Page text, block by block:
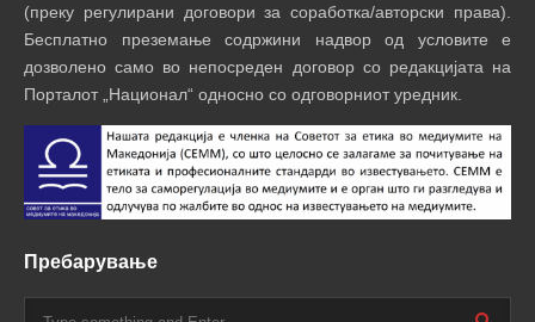
(преку регулирани договори за соработка/авторски права).
Бесплатно преземање содржини надвор од условите е
дозволено само во непосреден договор со редакцијата на
Порталот „Национал“ односно со одговорниот уредник.
Пребарување